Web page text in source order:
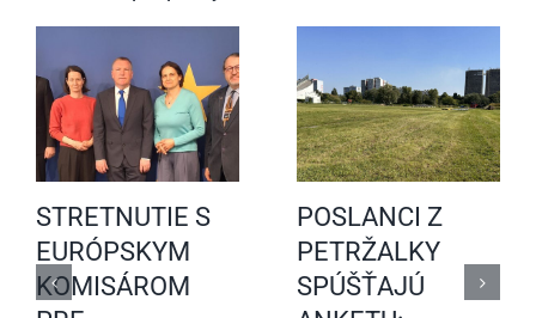
STRETNUTIE S
EURÓPSKYM
KOMISÁROM
POSLANCI Z
PETRŽALKY
SPÚŠŤAJÚ